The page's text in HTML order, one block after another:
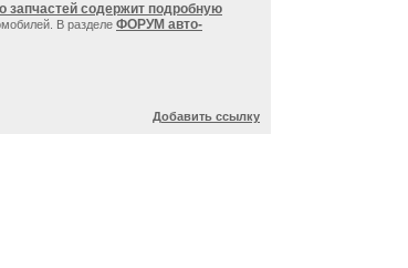
запчастей содержит подробную
В разделе ФОРУМ авто-
Добавить ссылку